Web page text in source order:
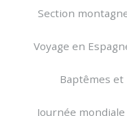
Section
Voyage en
Baptêmes
Journée